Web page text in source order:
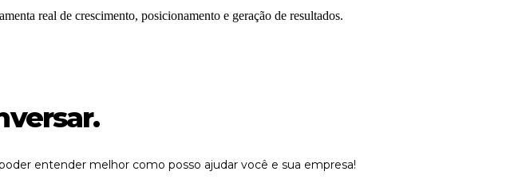
real de crescimento, posicionamento e geração de resultados.
entender melhor como posso ajudar você e sua empresa!